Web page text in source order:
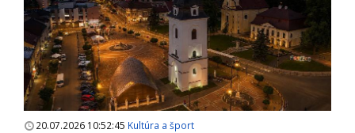
20.07.2026 10:52:45 Kultúra a šport